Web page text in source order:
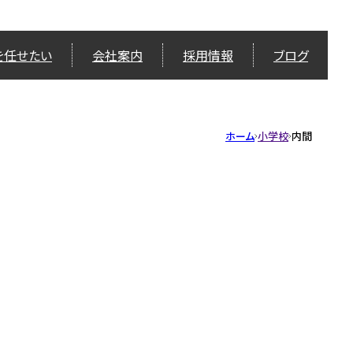
せたい 会社案内 採用情報 ブログ
ホーム 小学校 内間